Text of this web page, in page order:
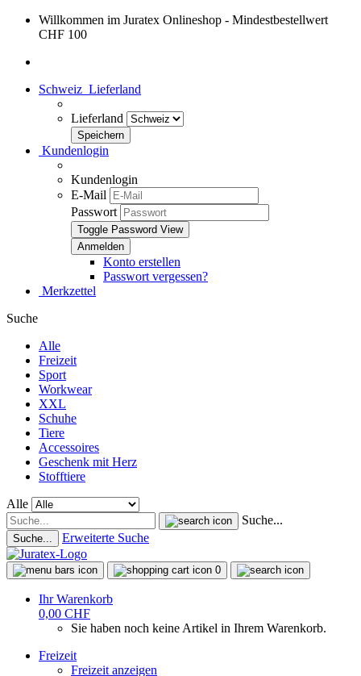
Willkommen im Juratex Onlineshop - Mindestbestellwert
CHF 100
Schweiz Lieferland
Lieferland
Kundenlogin
Kundenlogin
E-Mail
Passwort
Toggle Password View
Konto erstellen
Passwort vergessen?
Merkzettel
Suche
Alle
Freizeit
Sport
Workwear
XXL
Schuhe
Tiere
Accessoires
Geschenk mit Herz
Stofftiere
Alle
Suche...
Suche... Erweiterte Suche
0
Ihr Warenkorb
0,00 CHF
Sie haben noch keine Artikel in Ihrem Warenkorb.
Freizeit
Freizeit anzeigen